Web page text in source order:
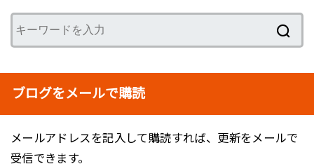
ブログをメールで購読
メールアドレスを記入して購読すれば、更新をメールで
受信できます。